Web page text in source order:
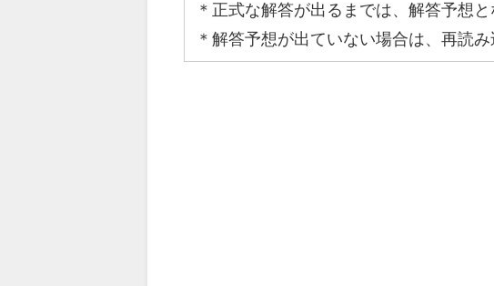
＊正式な解答が出るまでは、解答予想
＊解答予想が出ていない場合は、再読